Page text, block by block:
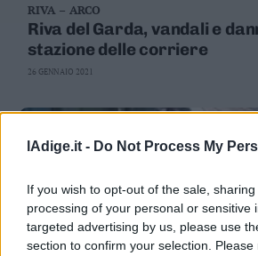
lAdige.it - Do Not Process My
If you wish to opt-out of the sale,
processing of your personal or sensitive
targeted advertising by us, please use
section to confirm your selection.
RIVA – ARCO
Riva del Garda, vandali e
stazione delle corriere
26 GENNAIO 2021